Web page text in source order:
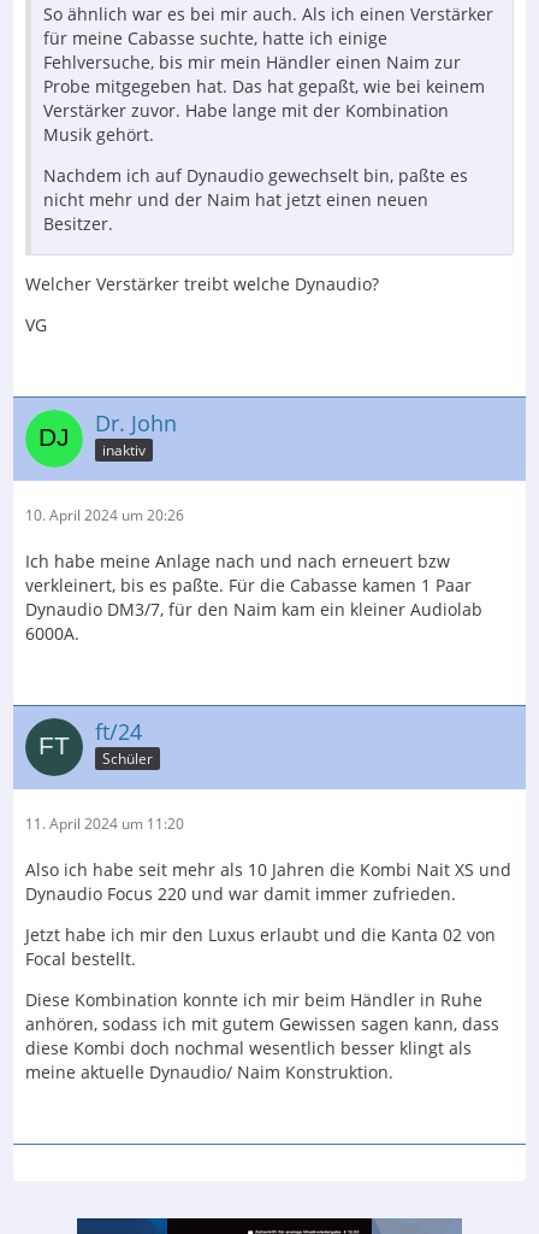
So ähnlich war es bei mir auch. Als ich einen Verstärker
für meine Cabasse suchte, hatte ich einige
Fehlversuche, bis mir mein Händler einen Naim zur
Probe mitgegeben hat. Das hat gepaßt, wie bei keinem
Verstärker zuvor. Habe lange mit der Kombination
Musik gehört.
Nachdem ich auf Dynaudio gewechselt bin, paßte es
nicht mehr und der Naim hat jetzt einen neuen
Besitzer.
Welcher Verstärker treibt welche Dynaudio?
VG
Dr. John
inaktiv
10. April 2024 um 20:26
Ich habe meine Anlage nach und nach erneuert bzw
verkleinert, bis es paßte. Für die Cabasse kamen 1 Paar
Dynaudio DM3/7, für den Naim kam ein kleiner Audiolab
6000A.
ft/24
Schüler
11. April 2024 um 11:20
Also ich habe seit mehr als 10 Jahren die Kombi Nait XS und
Dynaudio Focus 220 und war damit immer zufrieden.
Jetzt habe ich mir den Luxus erlaubt und die Kanta 02 von
Focal bestellt.
Diese Kombination konnte ich mir beim Händler in Ruhe
anhören, sodass ich mit gutem Gewissen sagen kann, dass
diese Kombi doch nochmal wesentlich besser klingt als
meine aktuelle Dynaudio/ Naim Konstruktion.